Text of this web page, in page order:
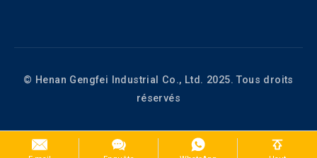
© Henan Gengfei Industrial Co., Ltd. 2025. Tous droits
réservés